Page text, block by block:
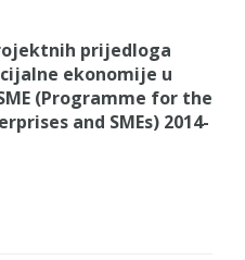
prijedloga
ekonomije u
(Programme for the
and SMEs) 2014-